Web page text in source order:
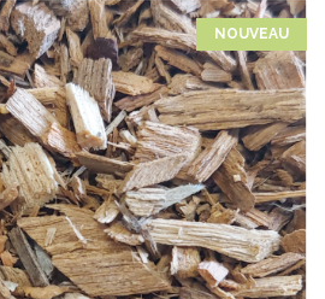
NOUVEAU